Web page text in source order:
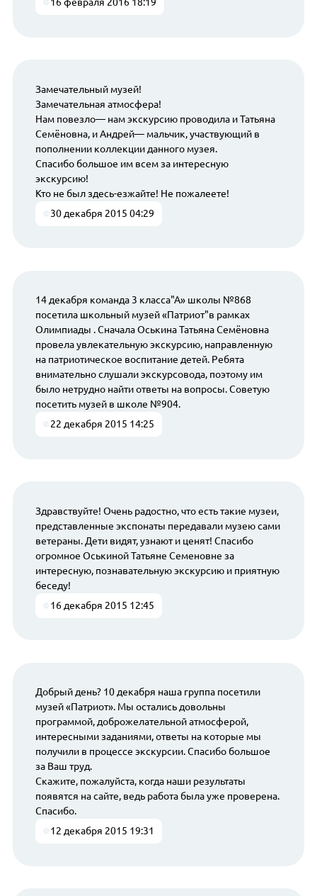
Замечательный музей!
Замечательная атмосфера!
Нам повезло— нам экскурсию проводила и Татьяна
Семёновна, и Андрей— мальчик, участвующий в
пополнении коллекции данного музея.
Спасибо большое им всем за интересную
экскурсию!
Кто не был здесь-езжайте! Не пожалеете!
30 декабря 2015 04:29
14 декабря команда 3 класса"А» школы №868
посетила школьный музей «Патриот"в рамках
Олимпиады . Сначала Оськина Татьяна Семёновна
провела увлекательную экскурсию, направленную
на патриотическое воспитание детей. Ребята
внимательно слушали экскурсовода, поэтому им
было нетрудно найти ответы на вопросы. Советую
посетить музей в школе №904.
22 декабря 2015 14:25
Здравствуйте! Очень радостно, что есть такие музеи,
представленные экспонаты передавали музею сами
ветераны. Дети видят, узнают и ценят! Спасибо
огромное Оськиной Татьяне Семеновне за
интересную, познавательную экскурсию и приятную
беседу!
16 декабря 2015 12:45
Добрый день? 10 декабря наша группа посетили
музей «Патриот». Мы остались довольны
программой, доброжелательной атмосферой,
интересными заданиями, ответы на которые мы
получили в процессе экскурсии. Спасибо большое
за Ваш труд.
Скажите, пожалуйста, когда наши результаты
появятся на сайте, ведь работа была уже проверена.
Спасибо.
12 декабря 2015 19:31